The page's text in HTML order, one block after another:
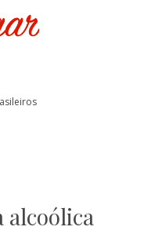
alcoólica